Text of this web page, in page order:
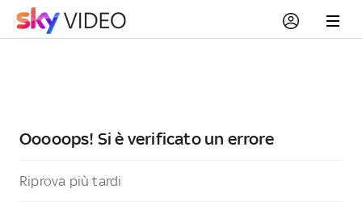
Ooooops! Si è verificato un errore
Riprova più tardi